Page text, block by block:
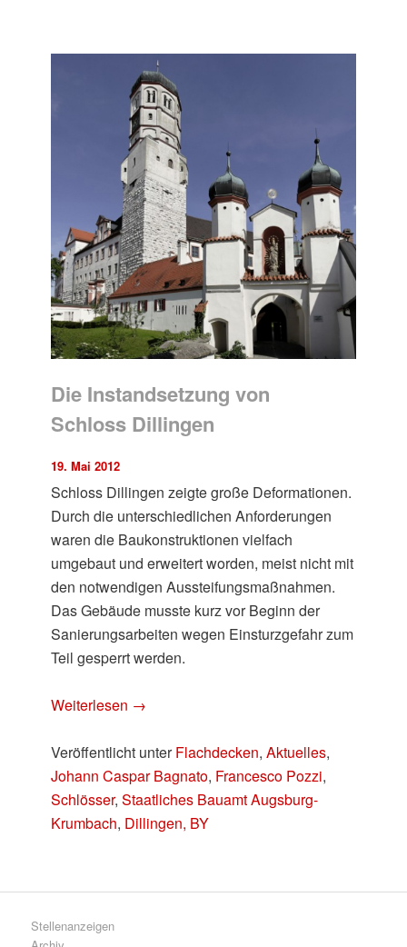
Die Instandsetzung von
Schloss Dillingen
19. Mai 2012
Schloss Dillingen zeigte große Deformationen.
Durch die unterschiedlichen Anforderungen
waren die Baukonstruktionen vielfach
umgebaut und erweitert worden, meist nicht mit
den notwendigen Aussteifungsmaßnahmen.
Das Gebäude musste kurz vor Beginn der
Sanierungsarbeiten wegen Einsturzgefahr zum
Teil gesperrt werden.
Weiterlesen →
Veröffentlicht unter Flachdecken,Aktuelles,
Johann Caspar Bagnato, Francesco Pozzi,
Schlösser,Staatliches Bauamt Augsburg-
Krumbach, Dillingen, BY
Stellenanzeigen